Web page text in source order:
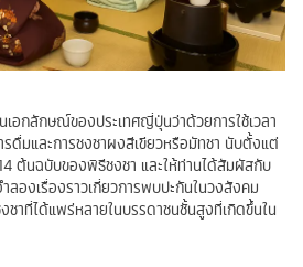
อกลักษณ์ของประเทศญี่ปุ่นว่าด้วยการใช้เวลา
ดื่มและการชงชาผงสีเขียวหรือมัทชา นับตั้งแต่
ต้นฉบับของพิธีชงชา และให้ท่านได้สัมผัสกับ
ลองเรื่องราวเกี่ยวการพบปะกันในวงสังคม
ชาที่ได้แพร่หลายในบรรดาชนชั้นสูงที่เกิดขึ้นใน